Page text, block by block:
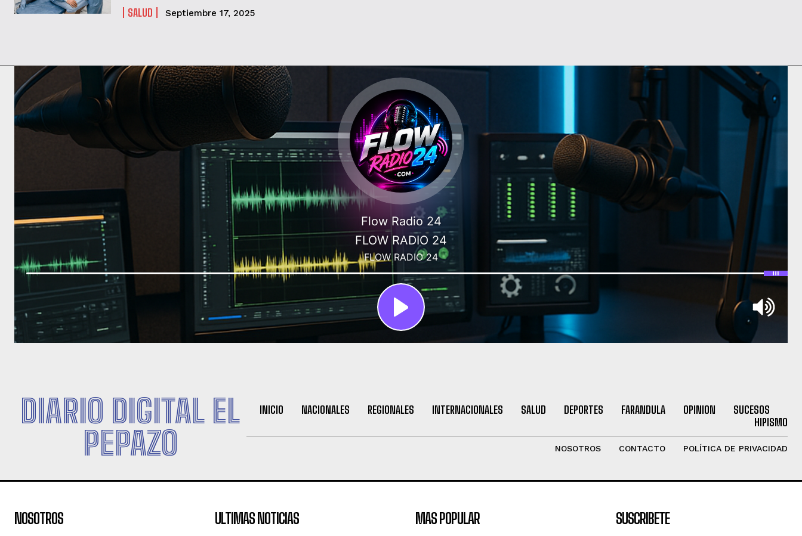
SALUD Septiembre 17, 2025
DIARIO DIGITAL EL
PEPAZO
INICIO NACIONALES REGIONALES INTERNACIONALES SALUD DEPORTES FARANDULA OPINION
SUCESOS
HIPISMO
NOSOTROS CONTACTO POLÍTICA DE PRIVACIDAD
NOSOTROS ULTIMAS NOTICIAS MAS POPULAR SUSCRIBETE